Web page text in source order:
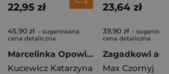
22,95 zł
45,90 zł - sugerowana
cena detaliczna
Marcelinka Opowieść dla bardzo wrażliwych dzieci i ich rodziców
Kucewicz Katarzyna
23,64 zł
39,90 zł -
cena detaliczna
Max Czornyj